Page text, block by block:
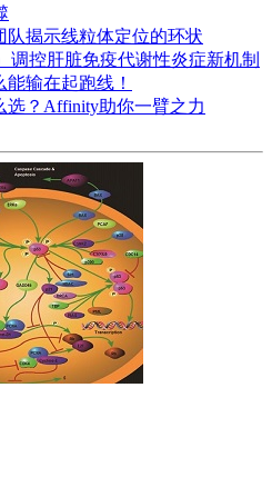
队揭示线粒体定位的环状
调控肝脏免疫代谢性炎症新机制
输在起跑线！
选？Affinity助你一臂之力